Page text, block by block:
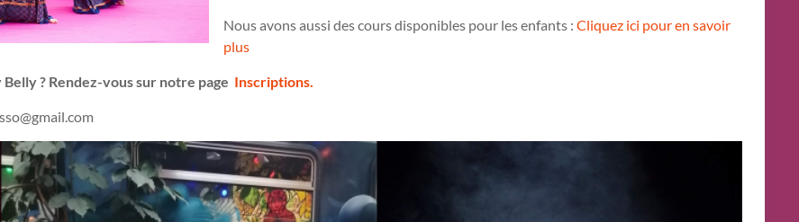
Nous avons aussi des cours disponibles pour les enfants : Cliquez ici pour en savoir
plus
? Rendez-vous sur notre page Inscriptions.